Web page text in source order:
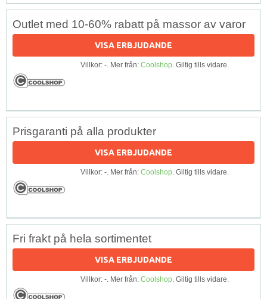
Outlet med 10-60% rabatt på massor av varor
VISA ERBJUDANDE
Villkor: -. Mer från: Coolshop. Giltig tills vidare.
Prisgaranti på alla produkter
VISA ERBJUDANDE
Villkor: -. Mer från: Coolshop. Giltig tills vidare.
Fri frakt på hela sortimentet
VISA ERBJUDANDE
Villkor: -. Mer från: Coolshop. Giltig tills vidare.